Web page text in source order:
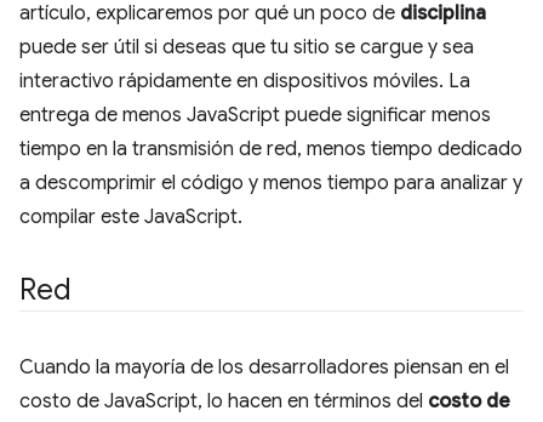
artículo, explicaremos por qué un poco de disciplina
puede ser útil si deseas que tu sitio se cargue y sea
interactivo rápidamente en dispositivos móviles. La
entrega de menos JavaScript puede significar menos
tiempo en la transmisión de red, menos tiempo dedicado
a descomprimir el código y menos tiempo para analizar y
compilar este JavaScript.
Red
Cuando la mayoría de los desarrolladores piensan en el
costo de JavaScript, lo hacen en términos del costo de